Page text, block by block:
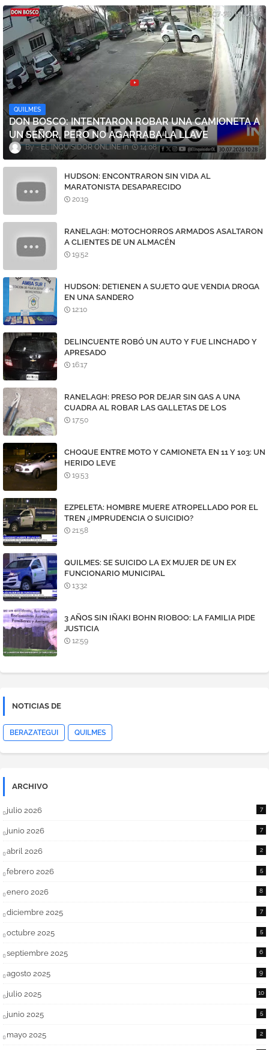
QUILMES
DON BOSCO: INTENTARON ROBAR UNA CAMIONETA A
UN SEÑOR, PERO NO AGARRABA LA LLAVE
EL INQUISIDOR ONLINE 14:08
HUDSON: ENCONTRARON SIN VIDA AL
MARATONISTA DESAPARECIDO
20:19
RANELAGH: MOTOCHORROS ARMADOS ASALTARON
A CLIENTES DE UN ALMACÉN
19:52
HUDSON: DETIENEN A SUJETO QUE VENDIA DROGA
EN UNA SANDERO
12:10
DELINCUENTE ROBÓ UN AUTO Y FUE LINCHADO Y
APRESADO
16:17
RANELAGH: PRESO POR DEJAR SIN GAS A UNA
CUADRA AL ROBAR LAS GALLETAS DE LOS
MEDIDORES
17:50
CHOQUE ENTRE MOTO Y CAMIONETA EN 11 Y 103: UN
HERIDO LEVE
19:53
EZPELETA: HOMBRE MUERE ATROPELLADO POR EL
TREN ¿IMPRUDENCIA O SUICIDIO?
21:58
QUILMES: SE SUICIDO LA EX MUJER DE UN EX
FUNCIONARIO MUNICIPAL
13:32
3 AÑOS SIN IÑAKI BOHN RIOBOO: LA FAMILIA PIDE
JUSTICIA
12:59
NOTICIAS DE
BERAZATEGUI QUILMES
ARCHIVO
julio 2026 7
junio 2026 7
abril 2026 2
febrero 2026 5
enero 2026 8
diciembre 2025 7
octubre 2025 5
septiembre 2025 6
agosto 2025 9
julio 2025 10
junio 2025 5
mayo 2025 2